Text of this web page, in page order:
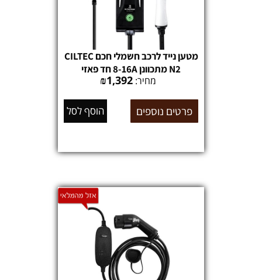
מטען נייד לרכב חשמלי חכם CILTEC
N2 מתכוונן 8-16A חד פאזי
מחיר:
₪1,392
פרטים נוספים הוסף לסל